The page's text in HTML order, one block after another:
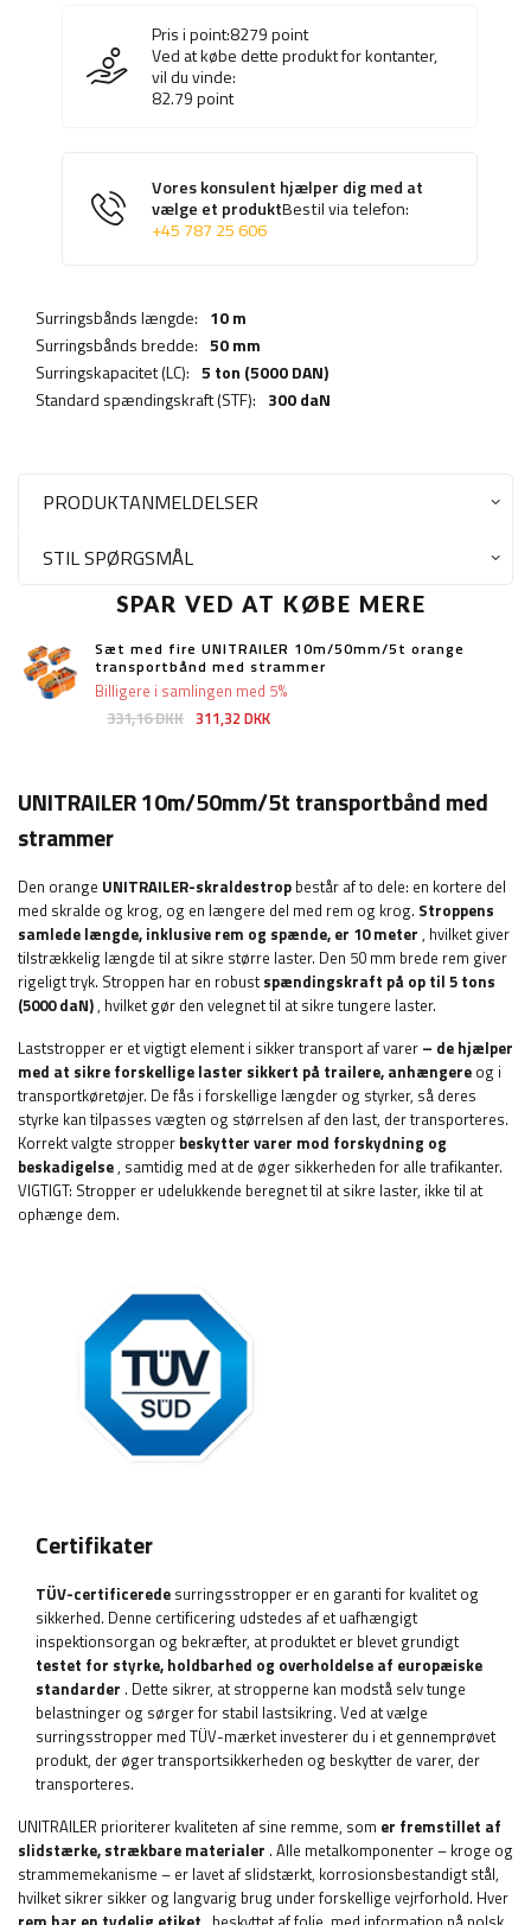
Pris i point:8279point
Ved at købe dette produkt for kontanter,
vil du vinde:
82.79point
Vores konsulent hjælper dig med at
vælge et produktBestil via telefon:
+45 787 25 606
Surringsbånds længde: 10 m
Surringsbånds bredde: 50 mm
Surringskapacitet (LC): 5 ton (5000 DAN)
Standard spændingskraft (STF): 300 daN
PRODUKTANMELDELSER
STIL SPØRGSMÅL
SPAR VED AT KØBE MERE
Sæt med fire UNITRAILER 10m/50mm/5t orange
transportbånd med strammer
331,16 DKK 311,32 DKK
Billigere i samlingen med 5%
UNITRAILER 10m/50mm/5t transportbånd med
strammer
Den orange UNITRAILER-skraldestrop består af to dele: en kortere del
med skralde og krog, og en længere del med rem og krog. Stroppens
samlede længde, inklusive rem og spænde, er 10 meter , hvilket giver
tilstrækkelig længde til at sikre større laster. Den 50 mm brede rem giver
rigeligt tryk. Stroppen har en robustspændingskraft på op til 5 tons
(5000 daN), hvilket gør den velegnet til at sikre tungere laster.
Laststropper er et vigtigt element i sikker transport af varer – de hjælper
med at sikre forskellige laster sikkert på trailere, anhængere og i
transportkøretøjer. De fås i forskellige længder og styrker, så deres
styrke kan tilpasses vægten og størrelsen af den last, der transporteres.
Korrekt valgte stropper beskytter varer mod forskydning og
beskadigelse, samtidig med at de øger sikkerheden for alle trafikanter.
VIGTIGT: Stropper er udelukkende beregnet til at sikre laster, ikke til at
ophænge dem.
Certifikater
TÜV-certificerede surringsstropper er en garanti for kvalitet og
sikkerhed. Denne certificering udstedes af et uafhængigt
inspektionsorgan og bekræfter, at produktet er blevet grundigt
testet for styrke, holdbarhed og overholdelse af europæiske
standarder . Dette sikrer, at stropperne kan modstå selv tunge
belastninger og sørger for stabil lastsikring. Ved at vælge
surringsstropper med TÜV-mærket investerer du i et gennemprøvet
produkt, der øger transportsikkerheden og beskytter de varer, der
transporteres.
UNITRAILER prioriterer kvaliteten af sine remme, som er fremstillet af
slidstærke, strækbare materialer . Alle metalkomponenter – kroge og
strammemekanisme – er lavet af slidstærkt, korrosionsbestandigt stål,
hvilket sikrer sikker og langvarig brug under forskellige vejrforhold. Hver